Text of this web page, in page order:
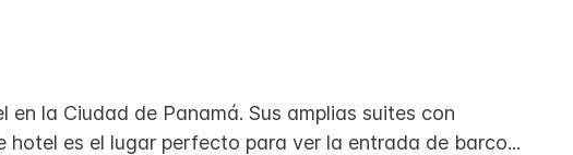
la Ciudad de Panamá. Sus amplias suites con
hotel es el lugar perfecto para ver la entrada de barco...